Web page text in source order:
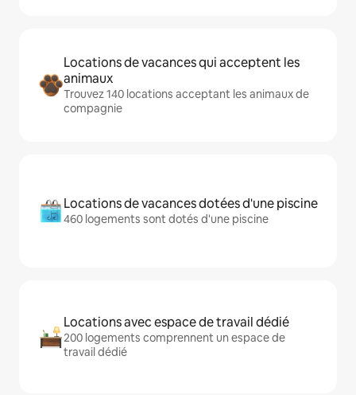
Locations de vacances qui acceptent les
animaux
Trouvez 140 locations acceptant les animaux de
compagnie
Locations de vacances dotées d'une piscine
460 logements sont dotés d'une piscine
Locations avec espace de travail dédié
200 logements comprennent un espace de
travail dédié